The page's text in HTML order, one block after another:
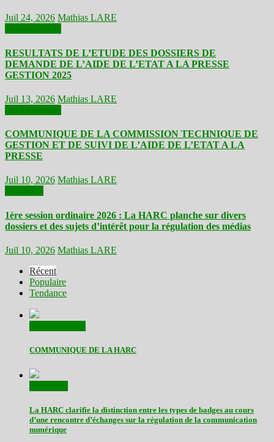
Juil 24, 2026 Mathias LARE
RESULTATS DE L’ETUDE DES DOSSIERS DE
DEMANDE DE L’AIDE DE L’ETAT A LA PRESSE
GESTION 2025
Juil 13, 2026 Mathias LARE
COMMUNIQUE DE LA COMMISSION TECHNIQUE DE
GESTION ET DE SUIVI DE L’AIDE DE L’ETAT A LA
PRESSE
Juil 10, 2026 Mathias LARE
1ère session ordinaire 2026 : La HARC planche sur divers
dossiers et des sujets d’intérêt pour la régulation des médias
Juil 10, 2026 Mathias LARE
Récent
Populaire
Tendance
COMMUNIQUE DE LA HARC
La HARC clarifie la distinction entre les types de badges au cours
d’une rencontre d’échanges sur la régulation de la communication
numérique